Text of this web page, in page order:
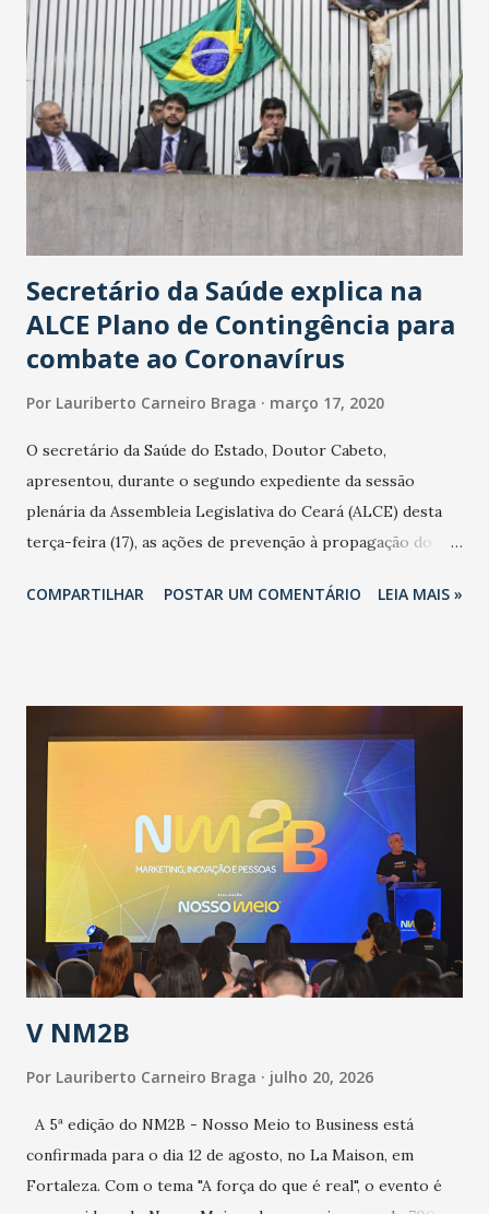
Secretário da Saúde explica na
ALCE Plano de Contingência para
combate ao Coronavírus
Por Lauriberto Carneiro Braga março 17, 2020
O secretário da Saúde do Estado, Doutor Cabeto,
apresentou, durante o segundo expediente da sessão
plenária da Assembleia Legislativa do Ceará (ALCE) desta
terça-feira (17), as ações de prevenção à propagação do
adotadas pelo Governo do Estado na contenção da
população suspeita e de cuidados com os ambientes
públicos e domiciliares. “Nós não estamos vivendo uma
epidemia comum, como temos em todos os anos, com
aumento de casos de dengue, influenza ou H1N1. Trata-se
de uma epidemia com um vírus diferente, com um poder de
contaminação maior que outros coronavírus”, apontou o
secretário. Segundo ele, é uma epidemia com chance de
contaminação alta, podendo gerar um grande risco à
população e ao sistema de saúde. “Precisamos saber fazer a
estratificação do risco da doença, para não so...
COMPARTILHAR POSTAR UM COMENTÁRIO LEIA MAIS »
V NM2B
Por Lauriberto Carneiro Braga julho 20, 2026
A 5ª edição do NM2B - Nosso Meio to Business está
confirmada para o dia 12 de agosto, no La Maison, em
Fortaleza. Com o tema "A força do que é real", o evento é